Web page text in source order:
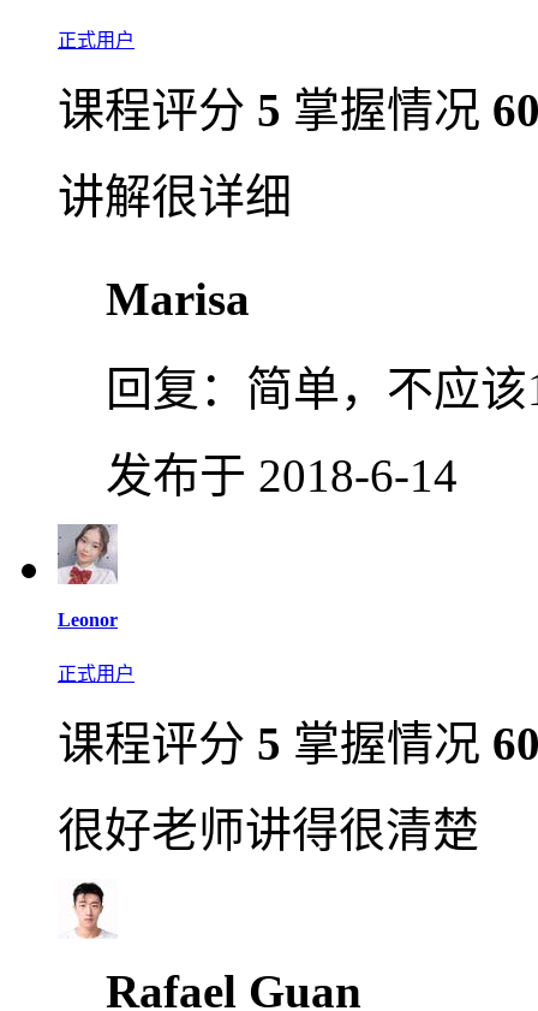
正式用户
课程评分 5 掌握情况
讲解很详细
Marisa
回复： 简单，不应
发布于 2018-6-14
Leonor
正式用户
课程评分 5 掌握情况
很好老师讲得很清楚
Rafael Guan